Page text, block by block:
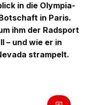
in die Olympia-
in Paris.
ihm der Radsport
– und wie er in
strampelt.